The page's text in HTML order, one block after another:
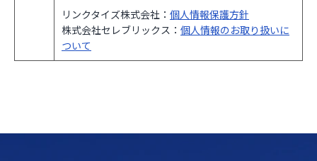
リンクタイズ株式会社： 個人情報保護方針
株式会社セレブリックス： 個人情報のお取り扱いに
ついて